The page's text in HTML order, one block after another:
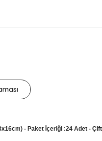
- Paket İçeriği :24 Adet -